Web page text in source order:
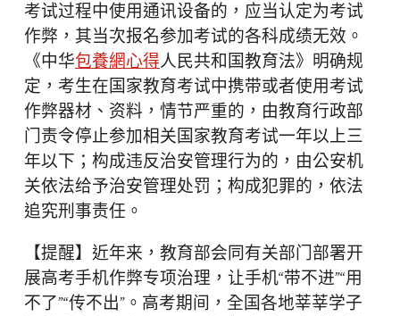
考试过程中使用通讯设备的，应当认定为考试
作弊，其当次报名参加考试的各科成绩无效。
《中华包養網心得人民共和国教育法》明确规
定，考生在国家教育考试中携带或者使用考试
作弊器材、资料，情节严重的，由教育行政部
门责令停止参加相关国家教育考试一年以上三
年以下；构成违反治安管理行为的，由公安机
关依法给予治安管理处罚；构成犯罪的，依法
追究刑事责任。
【提醒】近年来，教育部会同有关部门部署开
展高考手机作弊专项治理，让手机“带不进”“用
不了”“传不出”。高考期间，全国各地莘莘学子